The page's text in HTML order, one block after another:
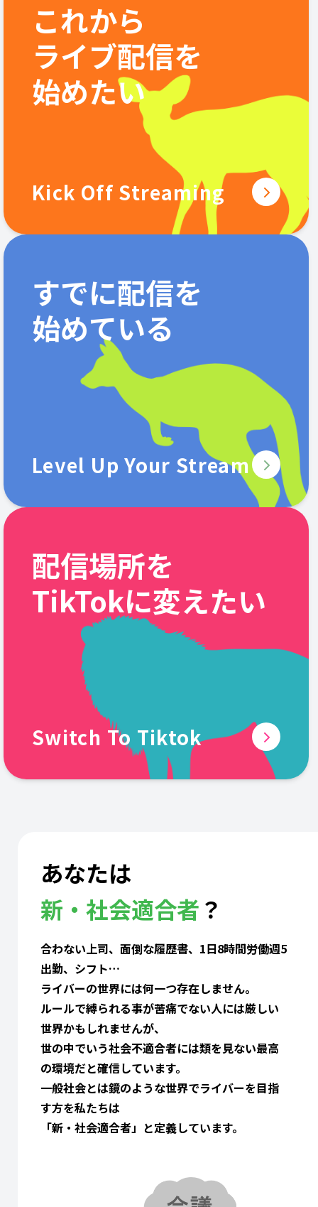
これから
ライブ配信を
始めたい
Kick Off Streaming
すでに配信を
始めている
Level Up Your Stream
配信場所を
TikTokに変えたい
Switch To Tiktok
あなたは
新・社会適合者？
合わない上司、面倒な履歴書、1日8時間労働週5
出勤、シフト…
ライバーの世界には何一つ存在しません。
ルールで縛られる事が苦痛でない人には厳しい
世界かもしれませんが、
世の中でいう社会不適合者には類を見ない最高
の環境だと確信しています。
一般社会とは鏡のような世界でライバーを目指
す方を私たちは
「新・社会適合者」と定義しています。